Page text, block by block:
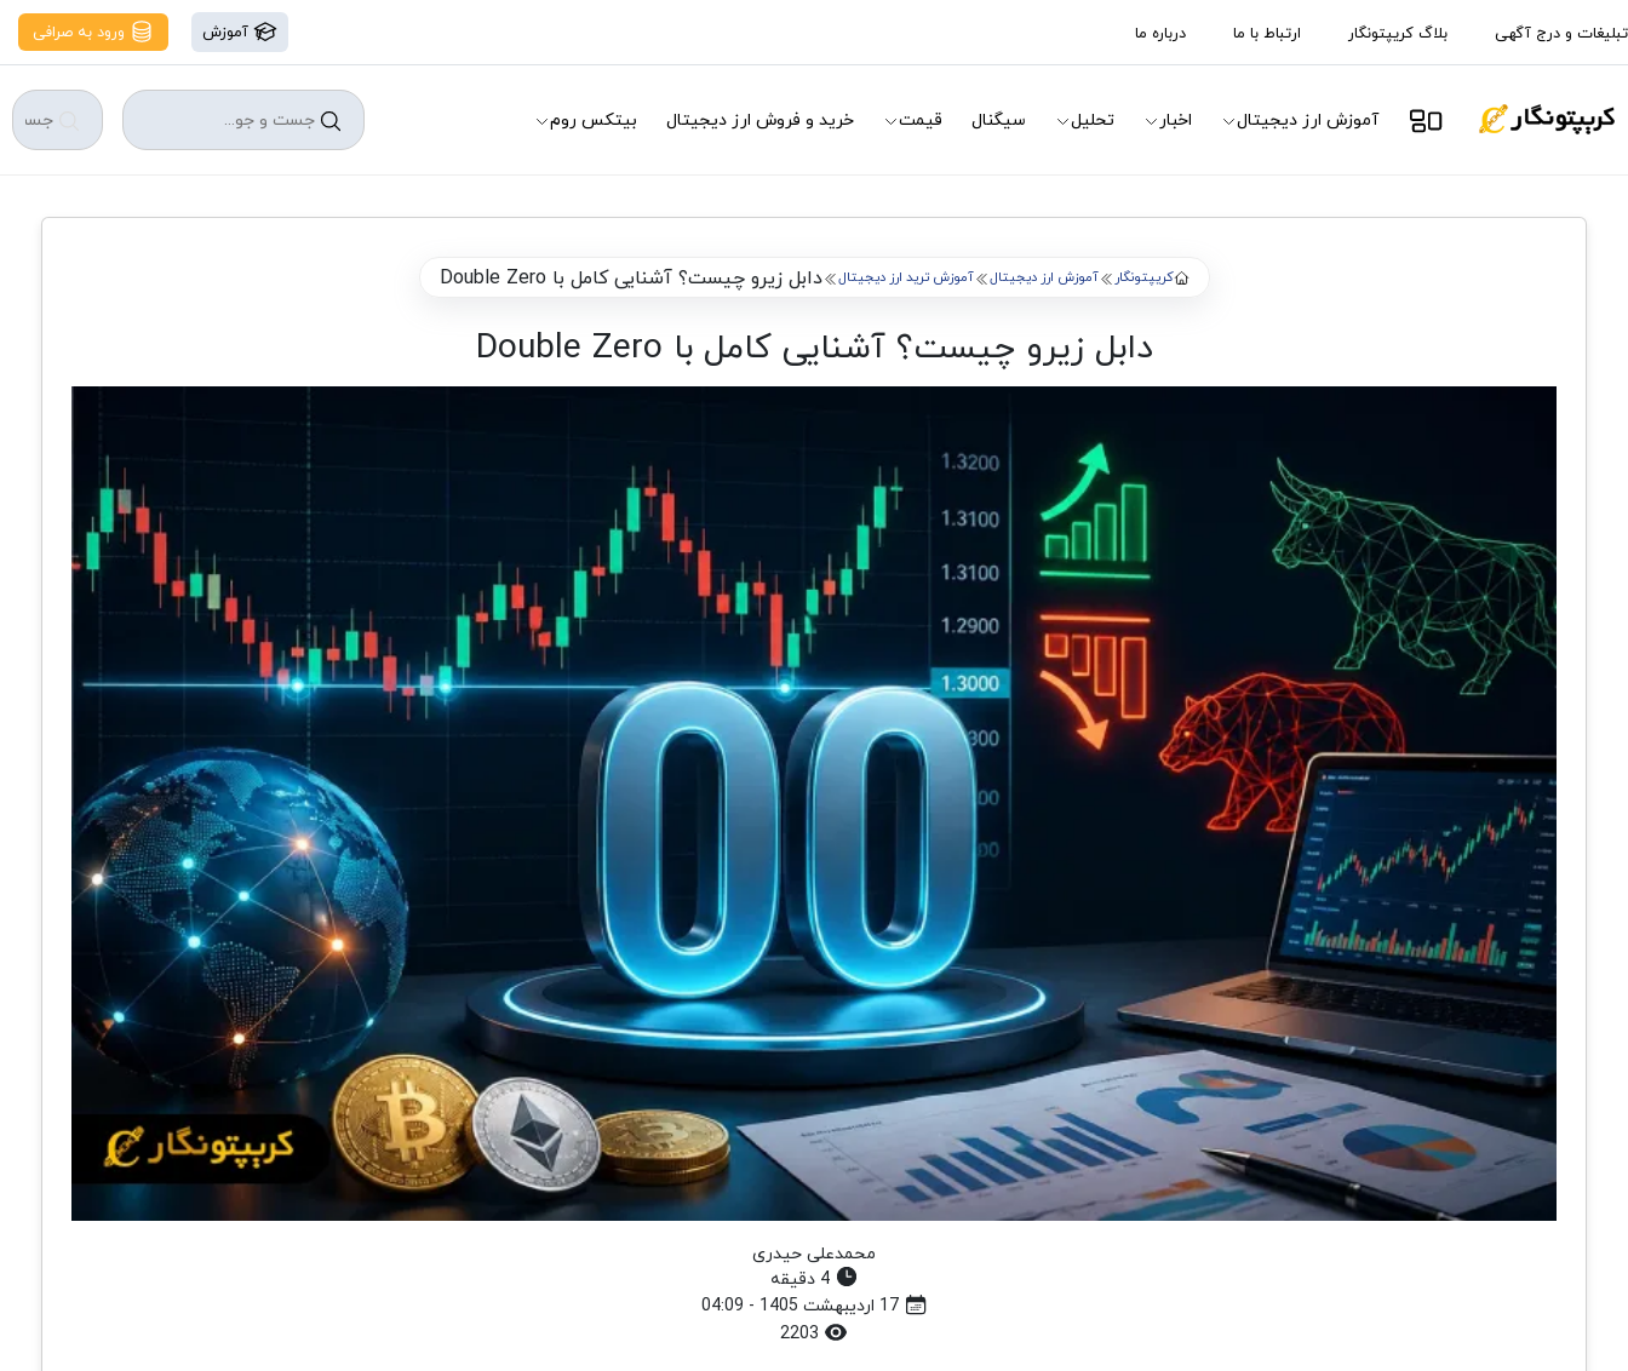
تبلیغات و درج آگهی بلاگ کریپتونگار ارتباط با ما درباره ما آموزش ورود به صرافی
آموزش ارز دیجیتال اخبار تحلیل سیگنال قیمت خرید و فروش ارز دیجیتال بیتکس روم
کریپتونگار آموزش ارز دیجیتال آموزش ترید ارز دیجیتال دابل زیرو چیست؟ آشنایی کامل با Double Zero
دابل زیرو چیست؟ آشنایی کامل با Double Zero
محمدعلی حیدری
4 دقیقه
17 اردیبهشت 1405 - 04:09